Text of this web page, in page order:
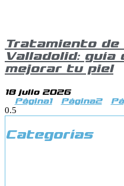
Tratamiento
Valladolid: guía
mejorar tu piel
18 julio 2026
Página1 Página2
Categorías